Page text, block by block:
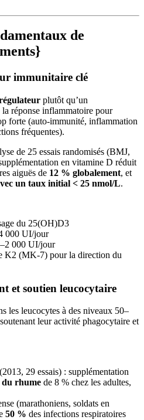
de
immunitaire clé
plutôt qu’un
réponse inflammatoire pour
forte (auto-immunité, inflammation
fréquentes).
de 25 essais randomisés (BMJ,
en vitamine D réduit
aiguës de 12 % globalement, et
un taux initial < 25 nmol/L.
du 25(OH)D3
000 UI/jour
000 UI/jour
K2 (MK-7) pour la direction du
et soutien leucocytaire
les leucocytes à des niveaux 50–
leur activité phagocytaire et
29 essais) : supplémentation
du rhume de 8 % chez les adultes,
(marathoniens, soldats en
50 % des infections respiratoires